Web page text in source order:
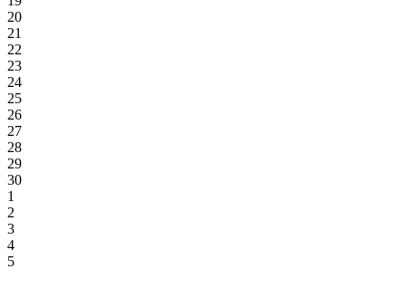
20
21
22
23
24
25
26
27
28
29
30
1
2
3
4
5